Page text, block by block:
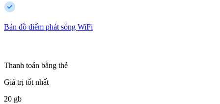
Bản đồ điểm phát sóng WiFi
Thanh toán bằng thẻ
Giá trị tốt nhất
20 gb